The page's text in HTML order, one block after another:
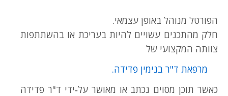
הפורטל מנוהל באופן עצמאי.
חלק מהתכנים עשויים להיות בעריכת או בהשתתפות
צוותה המקצועי של
מרפאת ד"ר בנימין פדידה.
כאשר תוכן מסוים נכתב או מאושר על‑ידי ד"ר פדידה